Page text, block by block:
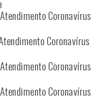
Coronavírus
Coronavírus
Coronavírus
Coronavírus